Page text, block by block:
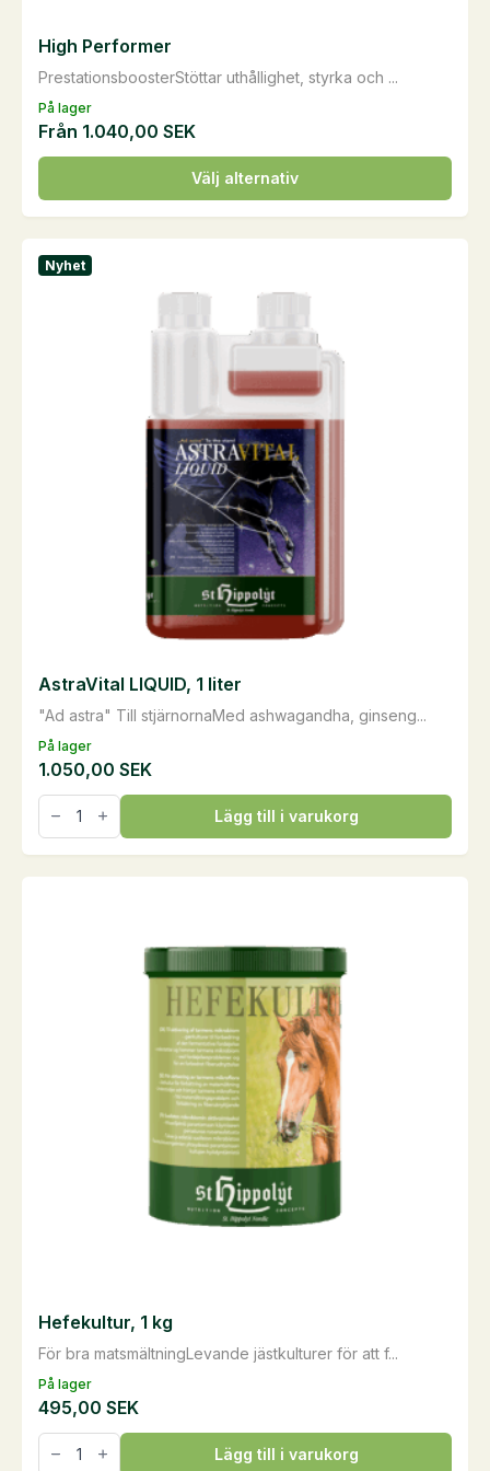
På lager
PrestationsboosterStöttar uthållighet, styrka och ...
High Performer
Från 1.040,00 SEK
Välj alternativ
Den
här
produkten
har
flera
På lager
Nyhet
"Ad astra" Till stjärnornaMed ashwagandha, ginseng...
AstraVital LIQUID, 1 liter
1.050,00 SEK
AstraVital
LIQUID,
1
liter
Lägg till i varukorg
På lager
För bra matsmältningLevande jästkulturer för att f...
Hefekultur, 1 kg
495,00 SEK
Hefekultur,
Lägg till i varukorg